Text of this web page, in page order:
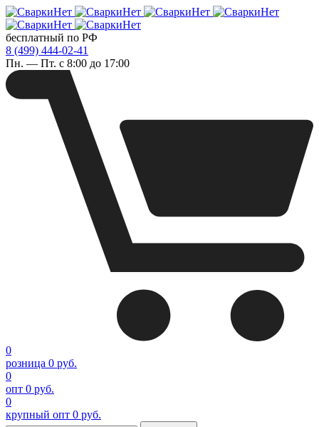
бесплатный по РФ
8 (499) 444-02-41
Пн. — Пт. с 8:00 до 17:00
0
розница 0 руб.
0
опт 0 руб.
0
крупный опт 0 руб.